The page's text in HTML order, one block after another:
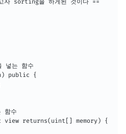
자 sorting을 하게된 것이다 ==
넣는 함수
public {
함수
view returns(uint[] memory) {